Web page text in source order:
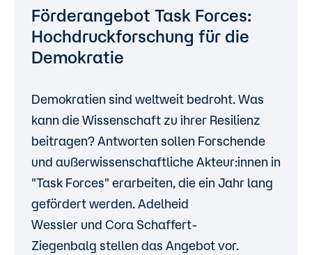
Förderangebot Task Forces:
Hochdruckforschung für die
Demokratie
Demokratien sind weltweit bedroht. Was
kann die Wissenschaft zu ihrer Resilienz
beitragen? Antworten sollen Forschende
und außerwissenschaftliche Akteur:innen in
"Task Forces" erarbeiten, die ein Jahr lang
gefördert werden. Adelheid
Wessler und Cora Schaffert-
Ziegenbalg stellen das Angebot vor.